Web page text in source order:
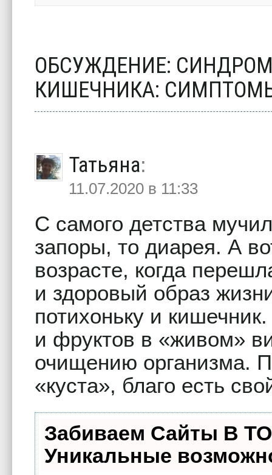
ОБСУЖДЕНИЕ:
КИШЕЧНИКА:
Татьяна:
11.07.2020 в 11:33
С самого детства
запоры, то диарея. А
возрасте, когда
и здоровый образ
потихоньку и
и фруктов в «живом»
очищению организма.
«куста», благо есть
Забиваем Сайты В
Уникальные